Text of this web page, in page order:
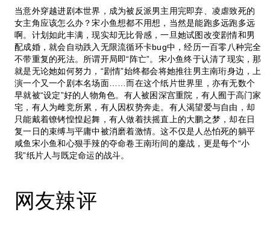
这不仅是人怂怕死的躺平咸鱼宋小鱼和心狠
手辣的夺命卷王南珩间的鏖战，更是每个“小
我”纸片人与既定命运的战斗。
当意外穿越进剧本世界，成为被反派男主用完即弃、凌虐致死的
女主角应该怎么办？宋小鱼想都不用想，当然是能跑多远跑多远
啊。计划如此丰满，现实却无比骨感，一旦她试图改变剧情和男
配成婚，就会自动跌入无限流循环卡bug中，经历一百零八种完全
不带重复的死法。所谓开局即“阵亡”。宋小鱼终于认清了现实，那
就是无论她如何努力，“剧情”始终都会将她推往男主南珩身边，上
演一个又一个剧本名场面……而在这个纸片世界里，亦有无数个
早就被“设定”好的人物角色。有人被困深宫重院，有人囿于高门家
宅，有人为雌竞所累，有人因权势奔走。有人渴望爱与自由，却
只能戴着镣铐惶惶起舞，有人做着扶摇直上的大鹏之梦，却在日
复一日的束缚与平庸中被消磨着激情。这不仅是人怂怕死的躺平
咸鱼宋小鱼和心狠手辣的夺命卷王南珩间的鏖战，更是每个“小
我”纸片人与既定命运的战斗。
网友辣评